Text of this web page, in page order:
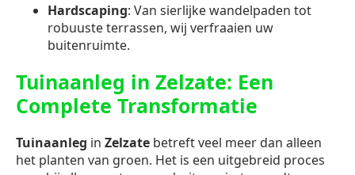
Hardscaping: Van sierlijke wandelpaden tot
robuuste terrassen, wij verfraaien uw
buitenruimte.
Tuinaanleg in Zelzate: Een
Complete Transformatie
Tuinaanleg in Zelzate betreft veel meer dan alleen
het planten van groen. Het is een uitgebreid proces